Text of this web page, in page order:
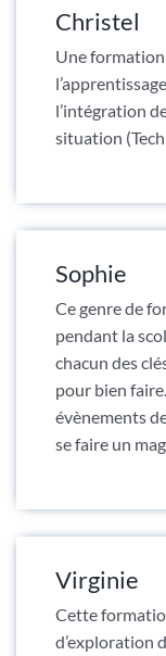
Christel
Une
l’intégration
situation
Sophie
Ce genre de
pendant la
chacun des
pour bien
évènements
se faire un
Virginie
Cette
d’exploration